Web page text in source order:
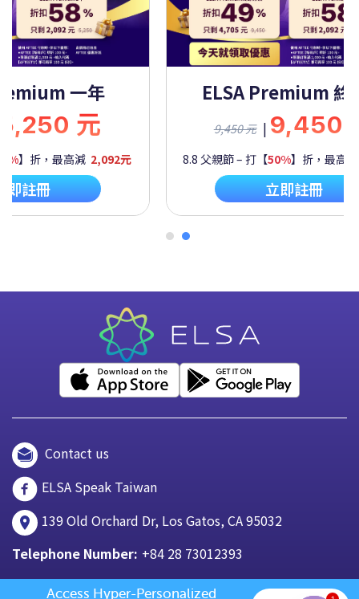
一年
元
】折，最高減 2,092元
即註冊
ELSA Premium 終
9,450 元 | 9,450
8.8 父親節 – 打【50%】折，最高
立即註冊
Contact us
ELSA Speak Taiwan
139 Old Orchard Dr, Los Gatos, CA 95032
Telephone Number: +84 28 73012393
Access Hyper-Personalized